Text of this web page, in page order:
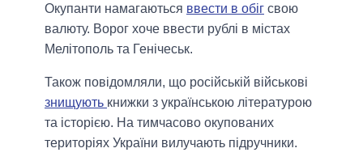
Окупанти намагаються ввести в обіг свою
валюту. Ворог хоче ввести рублі в містах
Мелітополь та Генічеськ.
Також повідомляли, що російській військові
знищують книжки з українською літературою
та історією. На тимчасово окупованих
територіях України вилучають підручники.